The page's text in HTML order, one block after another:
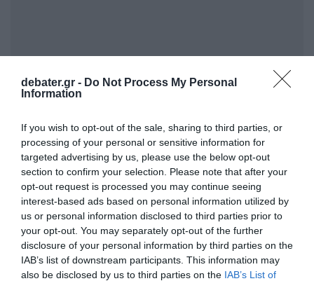
debater.gr - Do Not Process My Personal
Information
If you wish to opt-out of the sale, sharing to third parties, or
processing of your personal or sensitive information for
targeted advertising by us, please use the below opt-out
section to confirm your selection. Please note that after your
opt-out request is processed you may continue seeing
interest-based ads based on personal information utilized by
us or personal information disclosed to third parties prior to
your opt-out. You may separately opt-out of the further
disclosure of your personal information by third parties on the
IAB’s list of downstream participants. This information may
also be disclosed by us to third parties on the IAB’s List of
Ειδήσεις σήμερα:
Δράμα: Φωτογραφίες από την επιχείρηση
ανάσυρσης του άτυχου ορειβάτη από τη
χαράδρα